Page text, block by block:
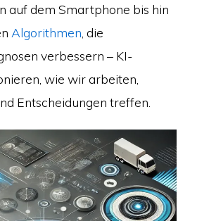
auf dem Smartphone bis hin
Algorithmen , die
verbessern – KI-
wie wir arbeiten,
Entscheidungen treffen.